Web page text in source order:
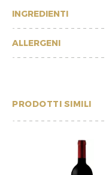
INGREDIENTI
ALLERGENI
PRODOTTI SIMILI